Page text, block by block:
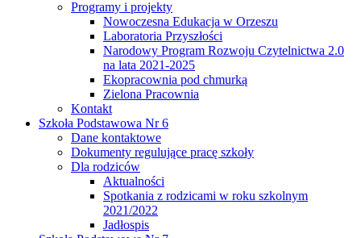
Programy i projekty
Nowoczesna Edukacja w Orzeszu
Laboratoria Przyszłości
Narodowy Program Rozwoju Czytelnictwa 2.0
na lata 2021-2025
Ekopracownia pod chmurką
Zielona Pracownia
Kontakt
Szkoła Podstawowa Nr 6
Dane kontaktowe
Dokumenty regulujące pracę szkoły
Dla rodziców
Aktualności
Spotkania z rodzicami w roku szkolnym
2021/2022
Jadłospis